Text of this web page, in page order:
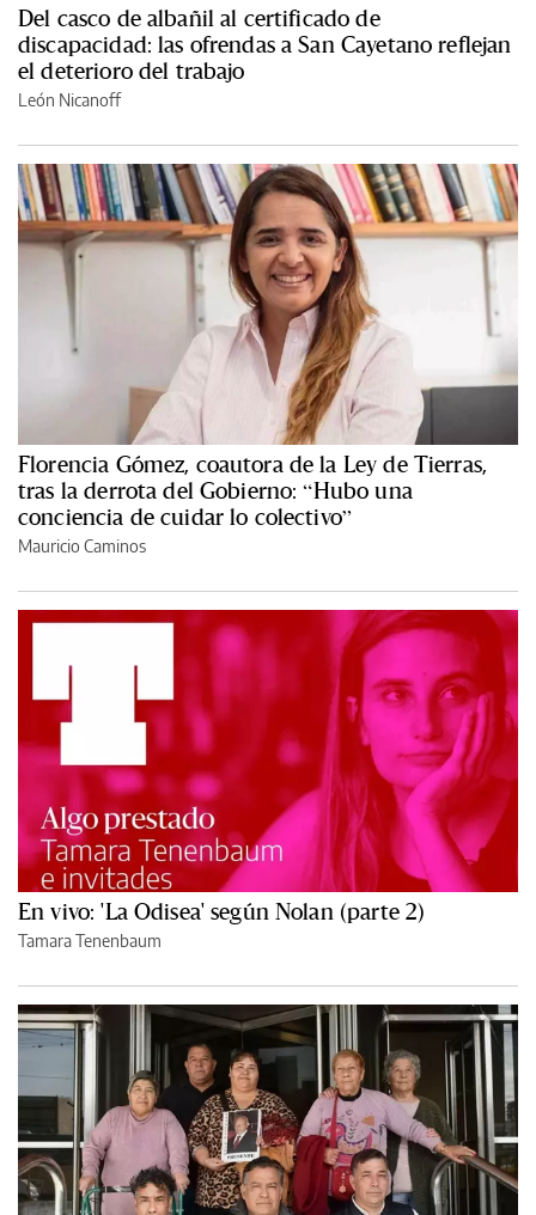
Del casco de albañil al certificado de
discapacidad: las ofrendas a San Cayetano reflejan
el deterioro del trabajo
León Nicanoff
Florencia Gómez, coautora de la Ley de Tierras,
tras la derrota del Gobierno: “Hubo una
conciencia de cuidar lo colectivo”
Mauricio Caminos
En vivo: 'La Odisea' según Nolan (parte 2)
Tamara Tenenbaum